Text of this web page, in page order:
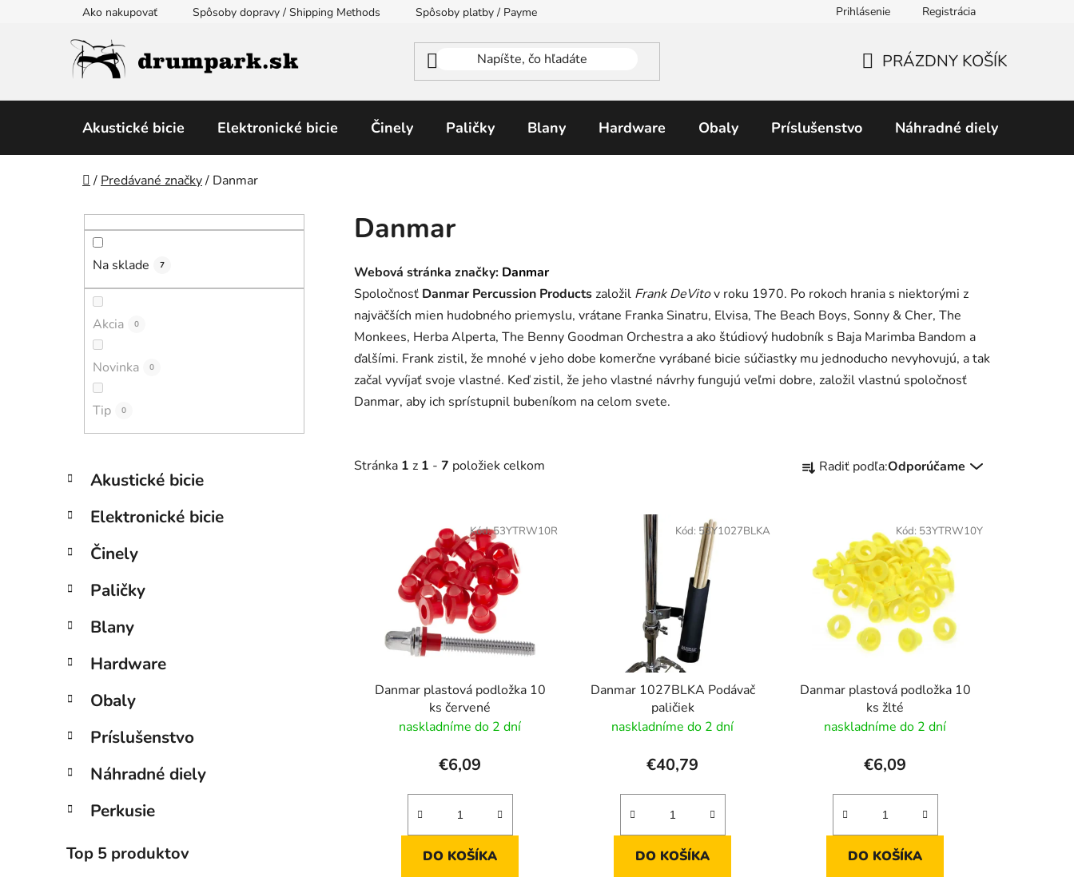
Ako nakupovať Spôsoby dopravy / Shipping Methods Spôsoby platby / Payment Methods Obchodné podmienky Predávané značky
Prihlásenie Registrácia
KOŠÍK
PRÁZDNY KOŠÍK
Akustické bicie Elektronické bicie Činely Paličky Blany Hardware Obaly Príslušenstvo Náhradné diely
Domov
/ Predávané značky/ Danmar
Na sklade 7
Akcia 0
Novinka 0
Tip 0
Preskočiť
kategórie
K
a
e
ó
i
Akustické bicie
Elektronické bicie
Činely
Paličky
Blany
Hardware
Obaly
Príslušenstvo
Náhradné diely
Perkusie
Top 5 produktov
Danmar
Webová stránka značky: Danmar
Spoločnosť Danmar Percussion Productszaložil Frank DeVitov roku 1970. Po rokoch hrania s niektorými z
najväčších mien hudobného priemyslu, vrátane Franka Sinatru, Elvisa, The Beach Boys, Sonny & Cher, The
Monkees, Herba Alperta, The Benny Goodman Orchestra a ako štúdiový hudobník s Baja Marimba Bandom a
ďalšími. Frank zistil, že mnohé v jeho dobe komerčne vyrábané bicie súčiastky mu jednoducho nevyhovujú, a tak
začal vyvíjať svoje vlastné. Keď zistil, že jeho vlastné návrhy fungujú veľmi dobre, založil vlastnú spoločnosť
Danmar, aby ich sprístupnil bubeníkom na celom svete.
Stránka 1 z 1 - 7 položiek celkom
a
u
Radiť podľa:Odporúčame
Danmar plastová podložka 10
ks červené
naskladníme do 2 dní
€6,09
DO KOŠÍKA
Kód:53YTRW10R
Danmar 1027BLKA Podávač
paličiek
naskladníme do 2 dní
€40,79
DO KOŠÍKA
Kód: 53Y1027BLKA
Danmar plastová podložka 10
ks žlté
naskladníme do 2 dní
€6,09
DO KOŠÍKA
Kód: 53YTRW10Y